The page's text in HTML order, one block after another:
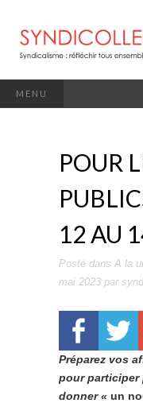
MENU
POUR
12 AU
Posté dans A la
mai 2023 par
Préparez vos
pour participer
donner « un